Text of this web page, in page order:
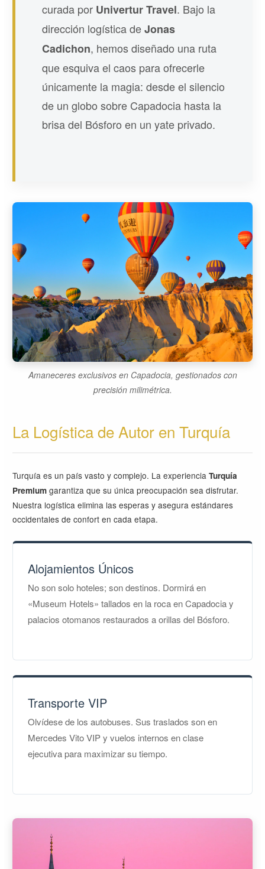
curada por Univertur Travel. Bajo la
dirección logística deJonas
Cadichon, hemos diseñado una ruta
que esquiva el caos para ofrecerle
únicamente la magia: desde el silencio
de un globo sobre Capadocia hasta la
brisa del Bósforo en un yate privado.
Amaneceres exclusivos en Capadocia, gestionados con
precisión milimétrica.
La Logística de Autor en Turquía
Turquía es un país vasto y complejo. La experienciaTurquía
Premium garantiza que su única preocupación sea disfrutar.
Nuestra logística elimina las esperas y asegura estándares
occidentales de confort en cada etapa.
Alojamientos Únicos
No son solo hoteles; son destinos. Dormirá en
«Museum Hotels» tallados en la roca en Capadocia y
palacios otomanos restaurados a orillas del Bósforo.
Transporte VIP
Olvídese de los autobuses. Sus traslados son en
Mercedes Vito VIP y vuelos internos en clase
ejecutiva para maximizar su tiempo.